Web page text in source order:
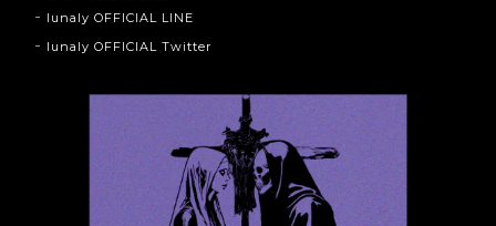
lunaly OFFICIAL LINE
lunaly OFFICIAL Twitter